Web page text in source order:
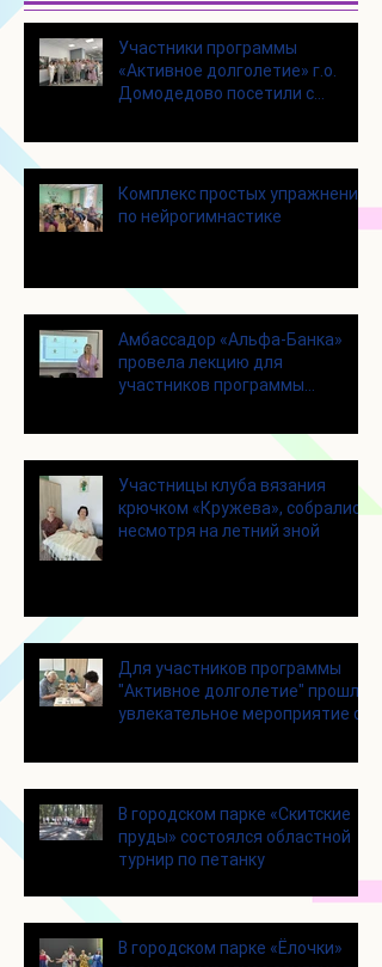
Участники программы
«Активное долголетие» г.о.
Домодедово посетили с
Щелково
Комплекс простых упражнений
по нейрогимнастике
Амбассадор «Альфа-Банка»
провела лекцию для
участников программы
Участницы клуба вязания
крючком «Кружева», собрались
несмотря на летний зной
Для участников программы
"Активное долголетие" прошло
увлекательное мероприятие с
играми
В городском парке «Скитские
пруды» состоялся областной
турнир по петанку
В городском парке «Ёлочки»